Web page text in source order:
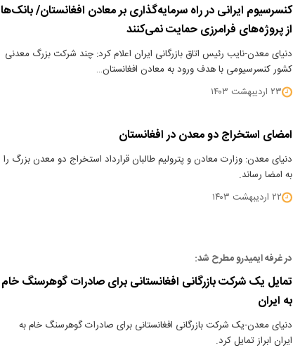
کنسرسیوم ایرانی در راه سرمایه‌گذاری بر معادن افغانستان/ بانک‌ها
از پروژه‌های فرامرزی حمایت نمی‌کنند
دنیای معدن-نایب ‌رئیس اتاق بازرگانی ایران اعلام کرد: چند شرکت بزرگ معدنی
کشور کنسرسیومی با هدف ورود به معادن افغانستان…
۲۳ اردیبهشت ۱۴۰۳
امضای استخراج دو معدن در افغانستان
دنیای معدن: وزارت معادن و پترولیم طالبان قرارداد استخراج دو معدن بزرگ را
به امضا رساند.
۲۲ اردیبهشت ۱۴۰۳
در غرفه ایمیدرو مطرح شد:
تمایل یک شرکت بازرگانی افغانستانی برای صادرات گوهرسنگ خام
به ایران
دنیای معدن-یک شرکت بازرگانی افغانستانی برای صادرات گوهرسنگ خام به
ایران ابراز تمایل کرد.